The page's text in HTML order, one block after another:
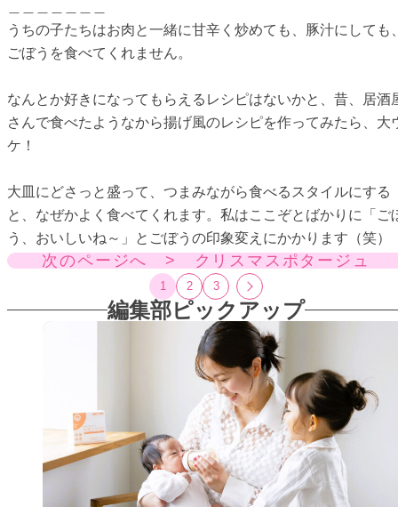
うちの子たちはお肉と一緒に甘辛く炒めても、豚汁にしても
ごぼうを食べてくれません。
なんとか好きになってもらえるレシピはないかと、昔、居酒
さんで食べたようなから揚げ風のレシピを作ってみたら、大
ケ！
大皿にどさっと盛って、つまみながら食べるスタイルにする
と、なぜかよく食べてくれます。私はここぞとばかりに「ご
う、おいしいね～」とごぼうの印象変えにかかります（笑）
次のページへ > クリスマスポタージュ
1 2 3
編集部ピックアップ